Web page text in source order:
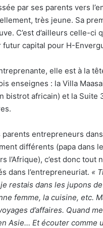
par ses parents vers
très jeune. Sa
C’est d’ailleurs celle-
futur capital pour H-
elle est à la
enseignes : la Villa
bistrot africain) et la Suite
parents entrepreneurs
différents (papa dans
l’Afrique), c’est donc tout
dans l’entrepreneuriat. «
restais dans les jupons de
femme, la cuisine, etc.
d’affaires. Quand
Asie… Et écouter comme